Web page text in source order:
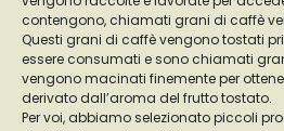
contengono, chiamati grani di caffè
Questi grani di caffè vengono tostati
essere consumati e sono chiamati
vengono macinati finemente per
derivato dall’aroma del frutto tostato.
Per voi, abbiamo selezionato piccoli